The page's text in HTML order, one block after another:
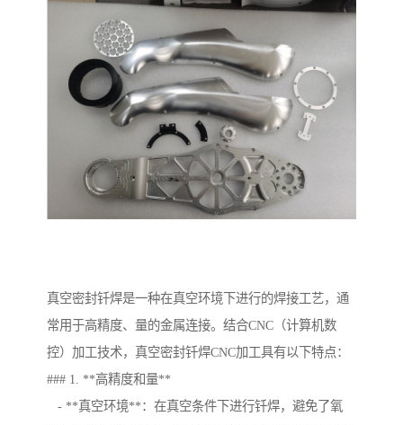
真空密封钎焊是一种在真空环境下进行的焊接工艺，通
常用于高精度、量的金属连接。结合CNC（计算机数
控）加工技术，真空密封钎焊CNC加工具有以下特点：
### 1. **高精度和量**
- **真空环境**：在真空条件下进行钎焊，避免了氧